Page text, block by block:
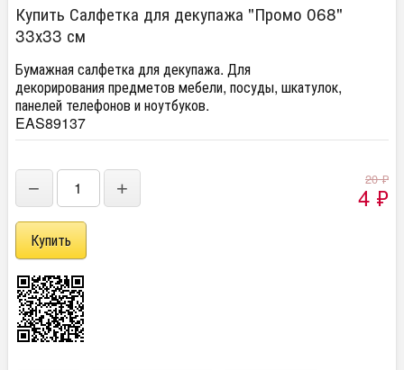
Купить Салфетка для декупажа "Промо 068"
33х33 см
Бумажная салфетка для декупажа. Для
декорирования предметов мебели, посуды, шкатулок,
панелей телефонов и ноутбуков.
EAS89137
− + 20₽
4 ₽